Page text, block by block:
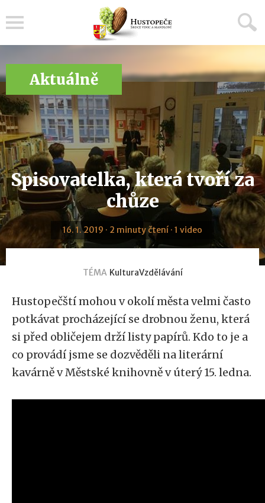
Aktuálně
Spisovatelka, která tvoří za
chůze
16. 1. 2019 · 2 minuty čtení · 1 video
TÉMA KulturaVzdělávání
Hustopečští mohou v okolí města velmi často
potkávat procházející se drobnou ženu, která
si před obličejem drží listy papírů. Kdo to je a
co provádí jsme se dozvěděli na literární
kavárně v Městské knihovně v úterý 15. ledna.